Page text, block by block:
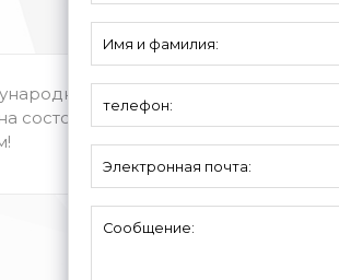
R+T
выставка жалюзи,
состоится 27 февраля — 3 марта